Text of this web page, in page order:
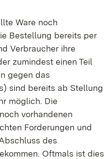
Ware noch
Bestellung bereits per
Verbraucher ihre
zumindest einen Teil
gegen das
sind bereits ab Stellung
möglich. Die
vorhandenen
Forderungen und
des
Oftmals ist dies